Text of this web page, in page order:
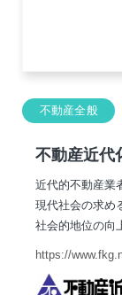
不動産全般
不動産近代
近代的不動産業
現代社会の求め
社会的地位の向
https://